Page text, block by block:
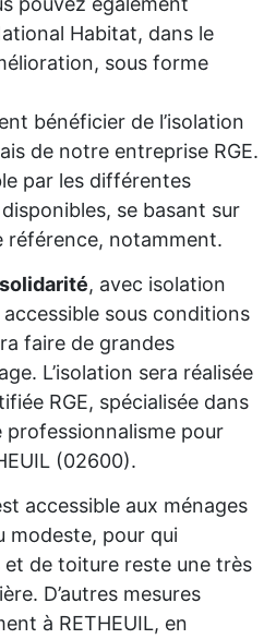
Habitat, dans le
sous forme
bénéficier de l’isolation
de notre entreprise RGE.
par les différentes
se basant sur
référence, notamment.
, avec isolation
sous conditions
faire de grandes
L’isolation sera réalisée
RGE, spécialisée dans
professionnalisme pour
(02600).
accessible aux ménages
modeste, pour qui
et de toiture reste une très
D’autres mesures
à RETHEUIL, en